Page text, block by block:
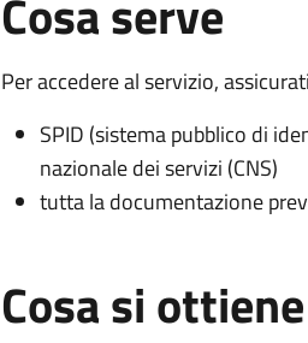
Cosa serve
Per accedere al servizio,
SPID (sistema pubblico di
nazionale dei servizi (CNS)
tutta la documentazione
Cosa si ottiene